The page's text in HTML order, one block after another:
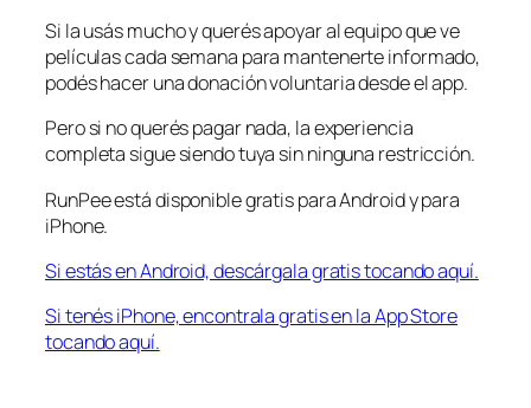
Si la usás mucho y querés apoyar al equipo que ve
películas cada semana para mantenerte informado,
podés hacer una donación voluntaria desde el app.
Pero si no querés pagar nada, la experiencia
completa sigue siendo tuya sin ninguna restricción.
RunPee está disponible gratis para Android y para
iPhone.
Si estás en Android, descárgala gratis tocando aquí.
Si tenés iPhone, encontrala gratis en la App Store
tocando aquí.